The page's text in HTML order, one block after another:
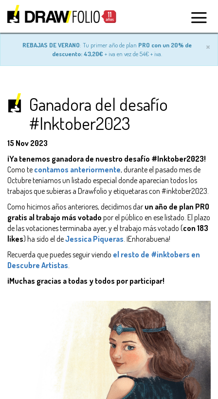
×
REBAJAS DE VERANO: Tu primer año de plan PRO con un 20% de
descuento: 43,20€ + iva en vez de 54€ + iva.
Ganadora del desafío
#Inktober2023
15 Nov 2023
¡Ya tenemos ganadora de nuestro desafío #Inktober2023!
Como te contamos anteriormente, durante el pasado mes de
Octubre teníamos un listado especial donde aparecían todos los
trabajos que subieras a Drawfolio y etiquetaras con #inktober2023.
Como hicimos años anteriores, decidimos dar un año de plan PRO
gratis al trabajo más votado por el público en ese listado. El plazo
de las votaciones terminaba ayer, y el trabajo más votado (con 183
likes) ha sido el deJessica Piqueras. ¡Enhorabuena!
Recuerda que puedes seguir viendo el resto de #inktobers en
Descubre Artistas.
¡Muchas gracias a todas y todos por participar!